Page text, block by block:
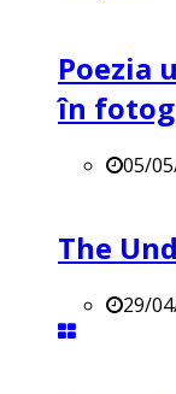
Poezia
în
05/
The
29/